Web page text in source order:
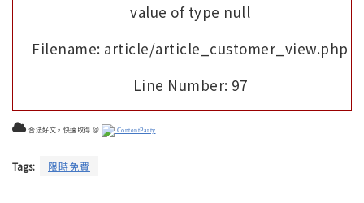
value of type null
Filename: article/article_customer_view.php
Line Number: 97
合法好文，快速取得 ＠ ContentParty
Tags: 限時免費